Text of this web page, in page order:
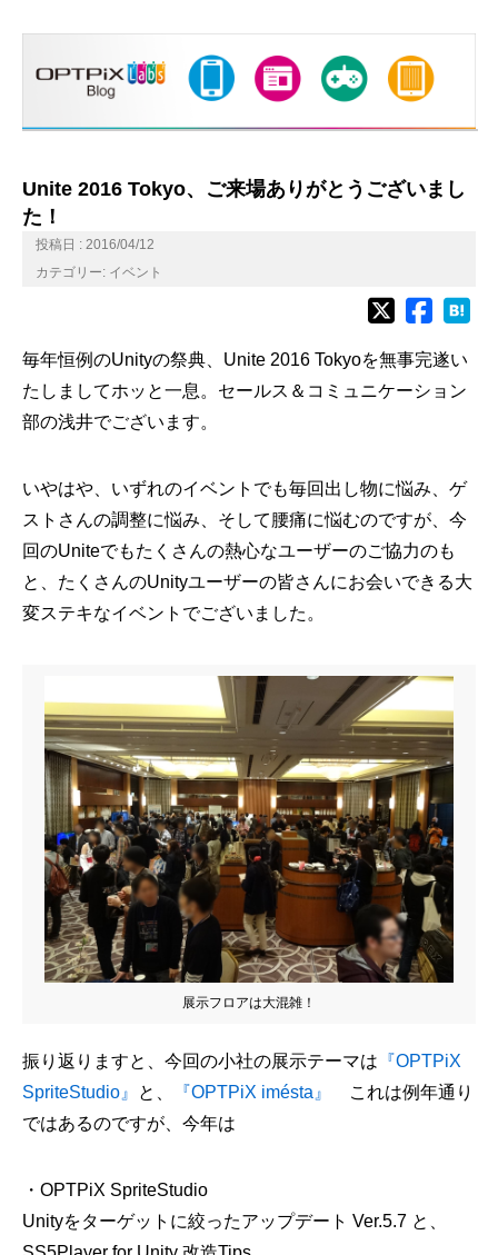
Unite 2016 Tokyo、ご来場ありがとうございまし
た！
投稿日 : 2016/04/12
カテゴリー: イベント
毎年恒例のUnityの祭典、Unite 2016 Tokyoを無事完遂い
たしましてホッと一息。セールス＆コミュニケーション
部の浅井でございます。
いやはや、いずれのイベントでも毎回出し物に悩み、ゲ
ストさんの調整に悩み、そして腰痛に悩むのですが、今
回のUniteでもたくさんの熱心なユーザーのご協力のも
と、たくさんのUnityユーザーの皆さんにお会いできる大
変ステキなイベントでございました。
展示フロアは大混雑！
振り返りますと、今回の小社の展示テーマは 『OPTPiX
SpriteStudio』
と、 『OPTPiX imésta』
これは例年通り
ではあるのですが、今年は
・OPTPiX SpriteStudio
Unityをターゲットに絞ったアップデート Ver.5.7 と、